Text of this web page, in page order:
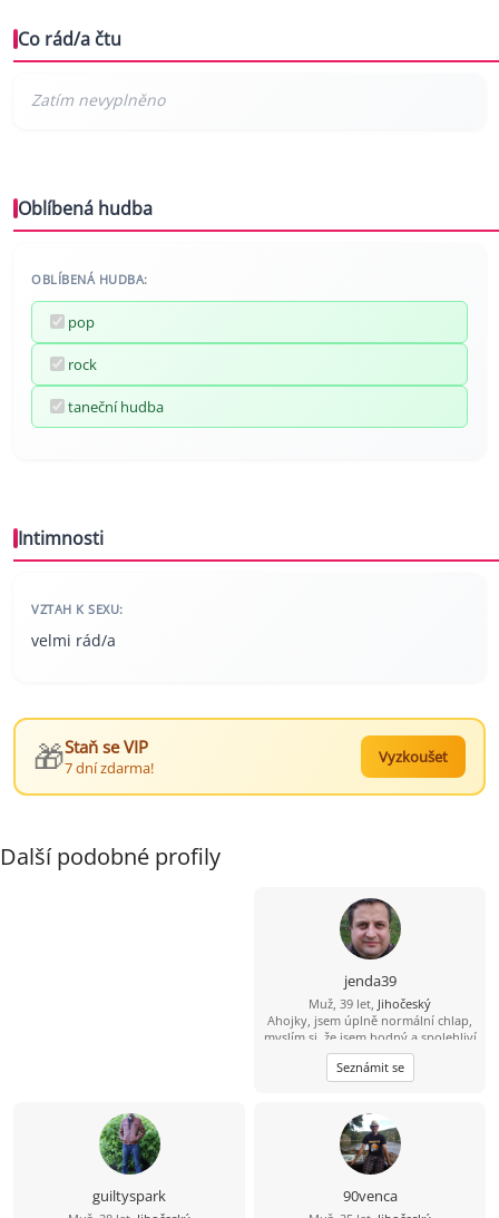
Co rád/a čtu
Oblíbená hudba
OBLÍBENÁ HUDBA:
pop
rock
taneční hudba
Intimnosti
VZTAH K SEXU:
velmi rád/a
🎁Staň se VIP
7 dní zdarma!
Vyzkoušet
Další podobné profily
jenda39
Muž, 39 let, Jihočeský
Ahojky, jsem úplně normální chlap,
myslím si, že jsem hodný a spolehliví
a že nezkazím žádnou srandu.
Hledám k sobě partnerku na
společnou a pohodovou cestu
překážkou????
Seznámit se
guiltyspark 90venca